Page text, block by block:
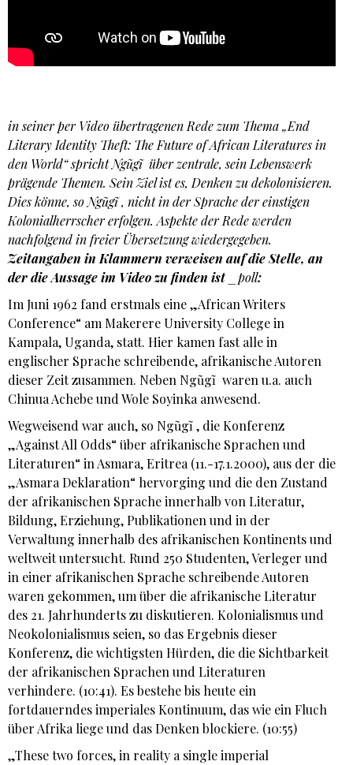
in seiner per Video übertragenen Rede zum Thema „End
Literary Identity Theft: The Future of African Literatures in
den World“ spricht Ngũgĩ über zentrale, sein Lebenswerk
prägende Themen. Sein Ziel ist es, Denken zu dekolonisieren.
Dies könne, so Ngũgĩ , nicht in der Sprache der einstigen
Kolonialherrscher erfolgen. Aspekte der Rede werden
nachfolgend in freier Übersetzung wiedergegeben.
Zeitangaben in Klammern verweisen auf die Stelle, an
der die Aussage im Video zu finden ist
_poll:
Im Juni 1962 fand erstmals eine „African Writers
Conference“ am Makerere University College in
Kampala, Uganda, statt. Hier kamen fast alle in
englischer Sprache schreibende, afrikanische Autoren
dieser Zeit zusammen. Neben Ngũgĩ waren u.a. auch
Chinua Achebe und Wole Soyinka anwesend.
Wegweisend war auch, so Ngũgĩ , die Konferenz
„Against All Odds“ über afrikanische Sprachen und
Literaturen“ in Asmara, Eritrea (11.-17.1.2000), aus der die
„Asmara Deklaration“ hervorging und die den Zustand
der afrikanischen Sprache innerhalb von Literatur,
Bildung, Erziehung, Publikationen und in der
Verwaltung innerhalb des afrikanischen Kontinents und
weltweit untersucht. Rund 250 Studenten, Verleger und
in einer afrikanischen Sprache schreibende Autoren
waren gekommen, um über die afrikanische Literatur
des 21. Jahrhunderts zu diskutieren. Kolonialismus und
Neokolonialismus seien, so das Ergebnis dieser
Konferenz, die wichtigsten Hürden, die die Sichtbarkeit
der afrikanischen Sprachen und Literaturen
verhindere. (10:41). Es bestehe bis heute ein
fortdauerndes imperiales Kontinuum, das wie ein Fluch
über Afrika liege und das Denken blockiere. (10:55)
„These two forces, in reality a single imperial